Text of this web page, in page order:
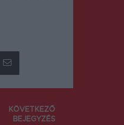
KÖVETKEZŐ
BEJEGYZÉS